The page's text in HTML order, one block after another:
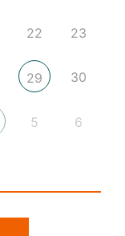
22 23
29 30
5 6